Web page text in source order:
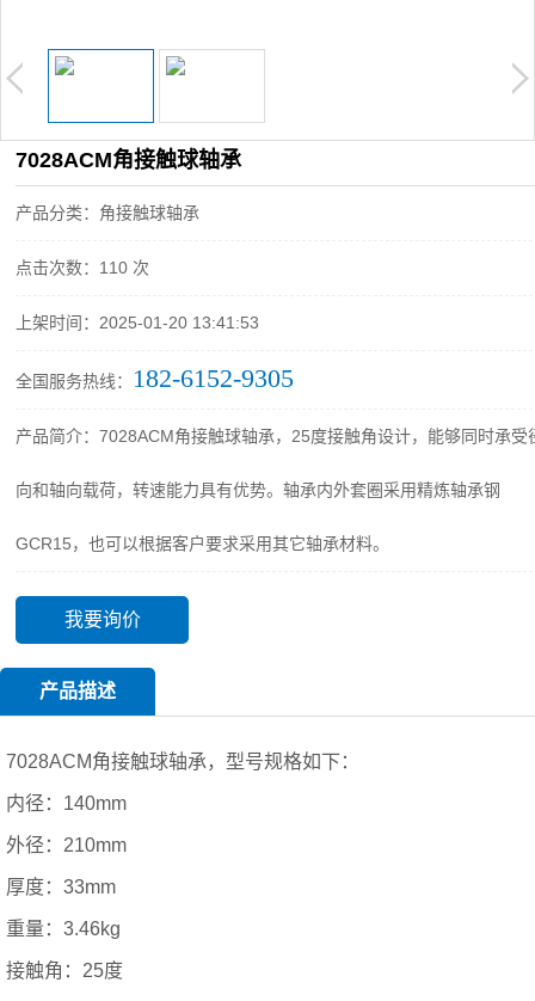
7028ACM角接触球轴承
产品分类：角接触球轴承
点击次数： 110 次
上架时间：2025-01-20 13:41:53
全国服务热线： 182-6152-9305
产品简介：7028ACM角接触球轴承，25度接触角设计，能够同时承受
向和轴向载荷，转速能力具有优势。轴承内外套圈采用精炼轴承钢
GCR15，也可以根据客户要求采用其它轴承材料。
我要询价
产品描述
7028ACM角接触球轴承，型号规格如下：
内径：140mm
外径：210mm
厚度：33mm
重量：3.46kg
接触角：25度